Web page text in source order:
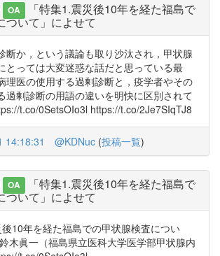
OA
「特集1.震災後10年を経た福島で
ついて」によせて
断か，という議論も取り沙汰され，甲状腺
とっては大変迷惑な話だと思っている最
理医の使用する過剰診断と，疫学者やその
過剰診断の用語の違いを明快に区別されて
t.co/0SetsOIo3l https://t.co/2Je7SIqTJ8
14:18:31 @KDNuc (投稿一覧)
OA
「特集1.震災後10年を経た福島で
ついて」によせて
10年を経た福島での甲状腺検査につい
眞一（福島県立医科大学医学部甲状腺内